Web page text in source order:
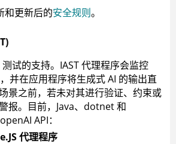
和更新后的安全规则。
试的支持。IAST 代理程序会监控
并在应用程序将生成式 AI 的输出直
景之前，若未对其进行验证、约束或
报。目前，Java、dotnet 和
API：
代理程序